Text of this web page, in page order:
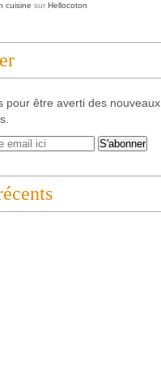
cuisine sur Hellocoton
pour être averti des nouveaux